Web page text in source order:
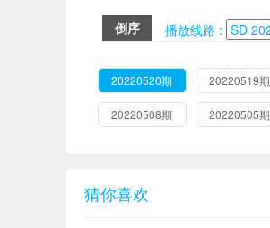
倒序
播放线路 :
20220520期 20220519期
20220508期 20220505期
猜你喜欢